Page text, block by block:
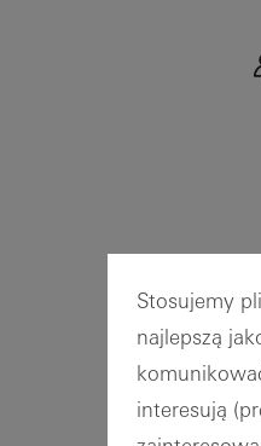
Stosujemy
najlepszą
interesują